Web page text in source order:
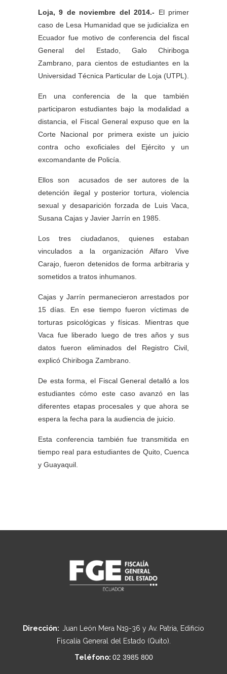
Loja, 9 de noviembre del 2014.- El primer
caso de Lesa Humanidad que se judicializa en
Ecuador fue motivo de conferencia del fiscal
General del Estado, Galo Chiriboga
Zambrano, para cientos de estudiantes en la
Universidad Técnica Particular de Loja (UTPL).
En una conferencia de la que también
participaron estudiantes bajo la modalidad a
distancia, el Fiscal General expuso que en la
Corte Nacional por primera existe un juicio
contra ocho exoficiales del Ejército y un
excomandante de Policía.
Ellos son acusados de ser autores de la
detención ilegal y posterior tortura, violencia
sexual y desaparición forzada de Luis Vaca,
Susana Cajas y Javier Jarrín en 1985.
Los tres ciudadanos, quienes estaban
vinculados a la organización Alfaro Vive
Carajo, fueron detenidos de forma arbitraria y
sometidos a tratos inhumanos.
Cajas y Jarrín permanecieron arrestados por
15 días. En ese tiempo fueron víctimas de
torturas psicológicas y físicas. Mientras que
Vaca fue liberado luego de tres años y sus
datos fueron eliminados del Registro Civil,
explicó Chiriboga Zambrano.
De esta forma, el Fiscal General detalló a los
estudiantes cómo este caso avanzó en las
diferentes etapas procesales y que ahora se
espera la fecha para la audiencia de juicio.
Esta conferencia también fue transmitida en
tiempo real para estudiantes de Quito, Cuenca
y Guayaquil.
Dirección: Juan León Mera N19-36 y Av. Patria, Edificio
Fiscalía General del Estado (Quito).
Teléfono: 02 3985 800